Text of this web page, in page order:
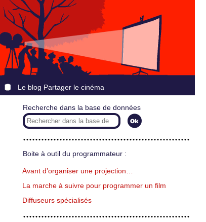
Le blog Partager le cinéma
Recherche dans la base de données
Boite à outil du programmateur :
Avant d’organiser une projection…
La marche à suivre pour programmer un film
Diffuseurs spécialisés